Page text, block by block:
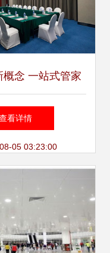
概念 一站式管家
卓越会议体验
看详情
05 03:23:00